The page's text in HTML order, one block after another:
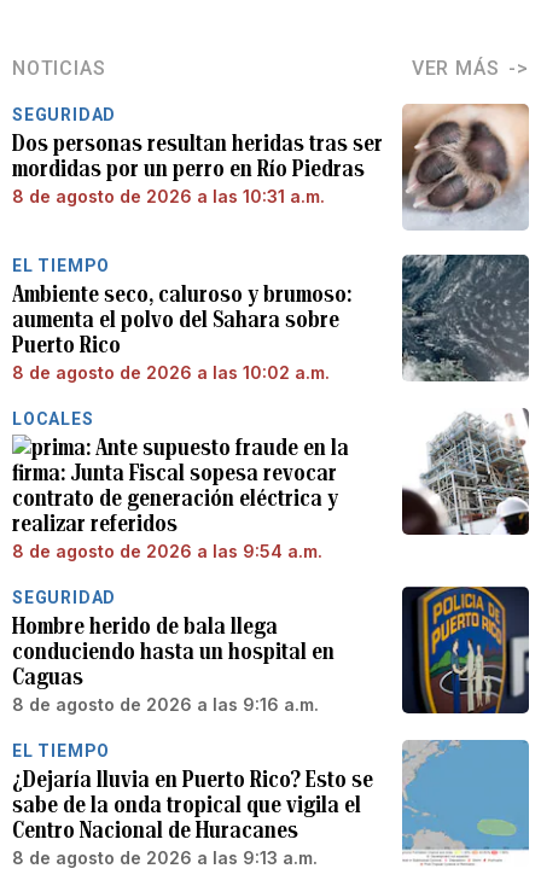
NOTICIAS VER MÁS
SEGURIDAD
Dos personas resultan heridas tras ser
mordidas por un perro en Río Piedras
8 de agosto de 2026 a las 10:31 a.m.
EL TIEMPO
Ambiente seco, caluroso y brumoso:
aumenta el polvo del Sahara sobre
Puerto Rico
8 de agosto de 2026 a las 10:02 a.m.
LOCALES
Ante supuesto fraude en la
firma: Junta Fiscal sopesa revocar
contrato de generación eléctrica y
realizar referidos
8 de agosto de 2026 a las 9:54 a.m.
SEGURIDAD
Hombre herido de bala llega
conduciendo hasta un hospital en
Caguas
8 de agosto de 2026 a las 9:16 a.m.
EL TIEMPO
¿Dejaría lluvia en Puerto Rico? Esto se
sabe de la onda tropical que vigila el
Centro Nacional de Huracanes
8 de agosto de 2026 a las 9:13 a.m.